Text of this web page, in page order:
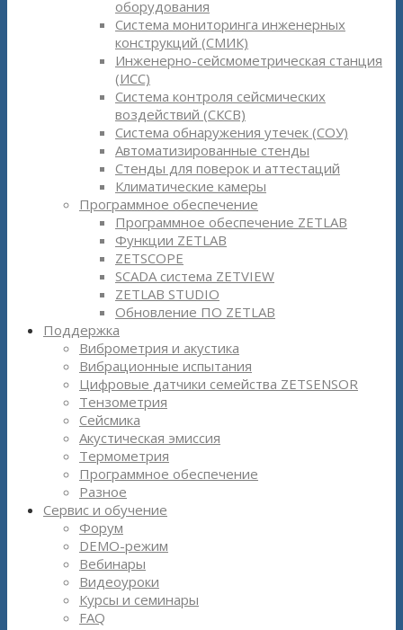
оборудования
Система мониторинга инженерных
конструкций (СМИК)
Инженерно-сейсмометрическая станция
(ИСС)
Система контроля сейсмических
воздействий (СКСВ)
Система обнаружения утечек (СОУ)
Автоматизированные стенды
Стенды для поверок и аттестаций
Климатические камеры
Программное обеспечение
Программное обеспечение ZETLAB
Функции ZETLAB
ZETSCOPE
SCADA система ZETVIEW
ZETLAB STUDIO
Обновление ПО ZETLAB
Поддержка
Виброметрия и акустика
Вибрационные испытания
Цифровые датчики семейства ZETSENSOR
Тензометрия
Сейсмика
Акустическая эмиссия
Термометрия
Программное обеспечение
Разное
Сервис и обучение
Форум
DEMO-режим
Вебинары
Видеоуроки
Курсы и семинары
FAQ